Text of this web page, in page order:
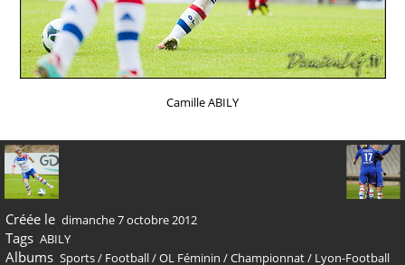
Camille ABILY
Créée le dimanche 7 octobre 2012
Tags ABILY
Albums Sports/ Football/OL Féminin /Championnat/ Lyon-Football